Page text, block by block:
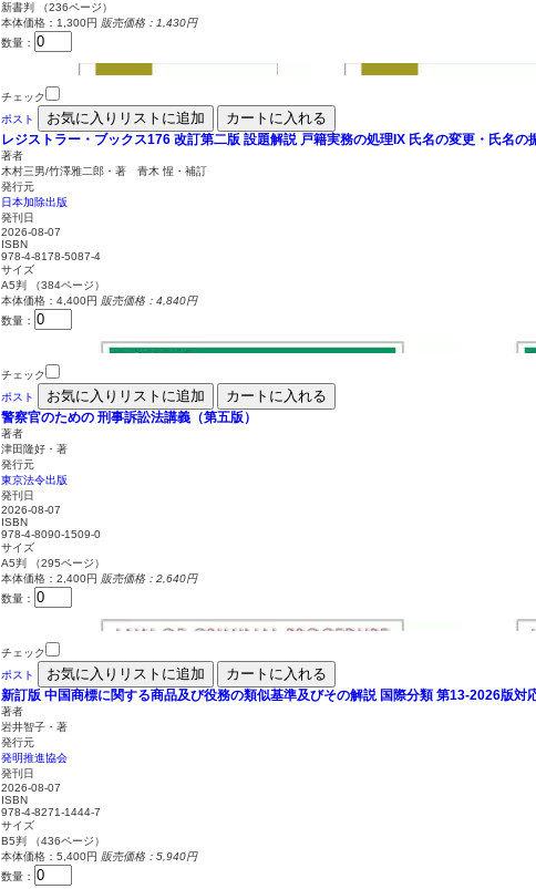
新書判 （236ページ）
本体価格：1,300円 販売価格：1,430円
数量：
チェック
ポスト
お気に入りリストに追加 カートに入れる
レジストラー・ブックス176 改訂第二版 設題解説 戸籍実務の処理IX 氏名の変更・氏名の
著者
木村三男/竹澤雅二郎・著 青木 惺・補訂
発行元
日本加除出版
発刊日
2026-08-07
ISBN
978-4-8178-5087-4
サイズ
A5判 （384ページ）
本体価格：4,400円 販売価格：4,840円
数量：
チェック
ポスト
お気に入りリストに追加 カートに入れる
警察官のための 刑事訴訟法講義（第五版）
著者
津田隆好・著
発行元
東京法令出版
発刊日
2026-08-07
ISBN
978-4-8090-1509-0
サイズ
A5判 （295ページ）
本体価格：2,400円 販売価格：2,640円
数量：
チェック
ポスト
お気に入りリストに追加 カートに入れる
新訂版 中国商標に関する商品及び役務の類似基準及びその解説 国際分類 第13-2026版対
著者
岩井智子・著
発行元
発明推進協会
発刊日
2026-08-07
ISBN
978-4-8271-1444-7
サイズ
B5判 （436ページ）
本体価格：5,400円 販売価格：5,940円
数量：